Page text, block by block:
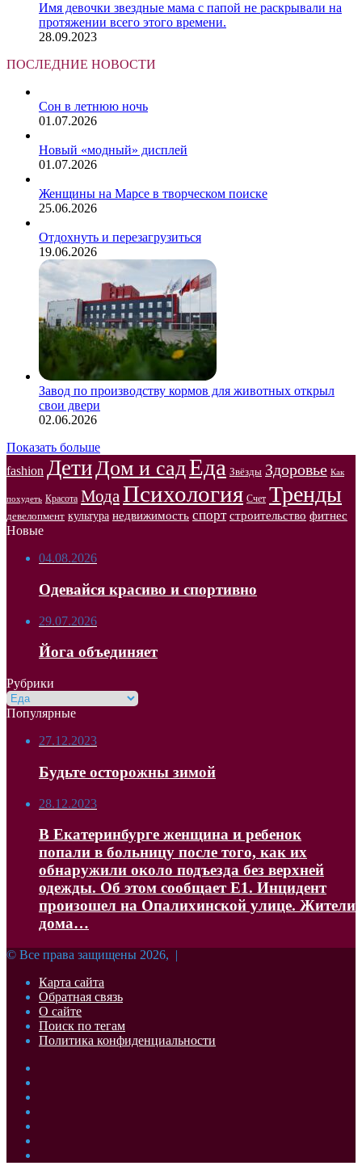
Имя девочки звездные мама с папой не раскрывали на
протяжении всего этого времени.
28.09.2023
ПОСЛЕДНИЕ НОВОСТИ
Сон в летнюю ночь
01.07.2026
Новый «модный» дисплей
01.07.2026
Женщины на Марсе в творческом поиске
25.06.2026
Отдохнуть и перезагрузиться
19.06.2026
Завод по производству кормов для животных открыл
свои двери
02.06.2026
Показать больше
fashion ДетиДом и садЕда Звёзды Здоровье Как
похудеть Красота Мода Психология Счет Тренды
девелопмент культура недвижимость спорт строительство фитнес
Новые
04.08.2026
Одевайся красиво и спортивно
29.07.2026
Йога объединяет
Рубрики
Рубрики
Популярные
27.12.2023
Будьте осторожны зимой
28.12.2023
В Екатеринбурге женщина и ребенок
попали в больницу после того, как их
обнаружили около подъезда без верхней
одежды. Об этом сообщает Е1. Инцидент
произошел на Опалихинской улице. Жители
дома…
© Все права защищены 2026, |
Карта сайта
Обратная связь
О сайте
Поиск по тегам
Политика конфиденциальности